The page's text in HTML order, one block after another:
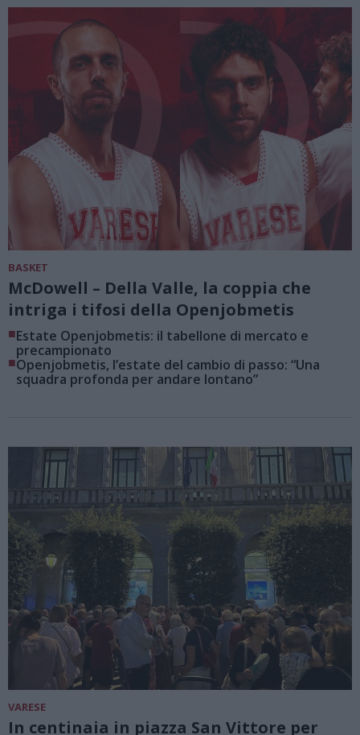
BASKET
McDowell – Della Valle, la coppia che
intriga i tifosi della Openjobmetis
■Estate Openjobmetis: il tabellone di mercato e
precampionato
■Openjobmetis, l’estate del cambio di passo: “Una
squadra profonda per andare lontano”
VARESE
In centinaia in piazza San Vittore per